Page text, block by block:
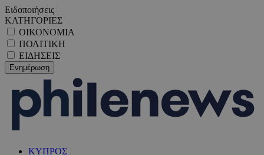
Ειδοποιήσεις
ΚΑΤΗΓΟΡΙΕΣ
ΟΙΚΟΝΟΜΙΑ
ΠΟΛΙΤΙΚΗ
ΕΙΔΗΣΕΙΣ
ΚΥΠΡΟΣ